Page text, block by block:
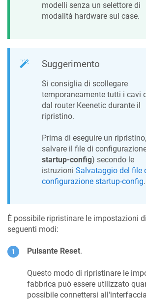
modelli senza un selettore di
modalità hardware sul case.
Suggerimento
Si consiglia di scollegare
temporaneamente tutti i cavi
dal router Keenetic durante il
ripristino.
Prima di eseguire un ripristino,
salvare il file di
startup-config) secondo le
istruzioni Salvataggio del file
configurazione startup-config.
È possibile ripristinare le impostazioni
seguenti modi:
Pulsante Reset.
Questo modo di ripristinare le
fabbrica può essere utilizzato
possibile connettersi